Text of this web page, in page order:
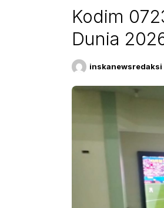
Kodim
Dunia
inskanewsredaksi